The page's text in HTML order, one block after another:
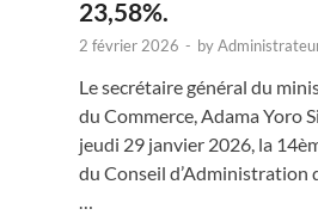
23,58%.
2 février 2026 - by
Le secrétaire général du
du Commerce, Adama Yoro
jeudi 29 janvier 2026, la
du Conseil d’Administration
…